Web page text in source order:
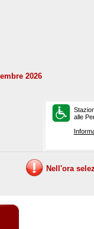
2026
alle
Nell'ora